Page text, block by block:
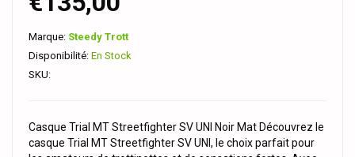
Marque: Steedy Trott
Disponibilité: En Stock
SKU:
Casque Trial MT Streetfighter SV UNI Noir Mat Découvrez le
casque Trial MT Streetfighter SV UNI, le choix parfait pour